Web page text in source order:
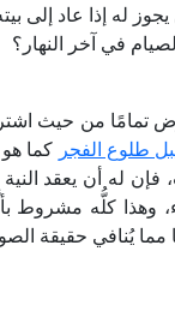
له إذا عاد
في آخر النهار؟
تمامًا من حيث
طلوع الفجر كما
له أن يعقد
وهذا كلُّه مشروط
يُنافي حقيقة